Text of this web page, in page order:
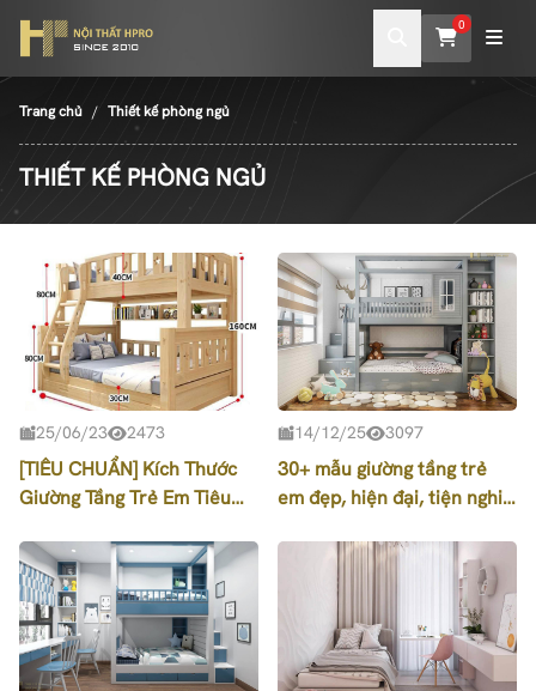
0
Trang chủ Thiết kế phòng ngủ
THIẾT KẾ PHÒNG NGỦ
25/06/23 2473
[TIÊU CHUẨN] Kích Thước
Giường Tầng Trẻ Em Tiêu
14/12/25 3097
30+ mẫu giường tầng trẻ
em đẹp, hiện đại, tiện nghi